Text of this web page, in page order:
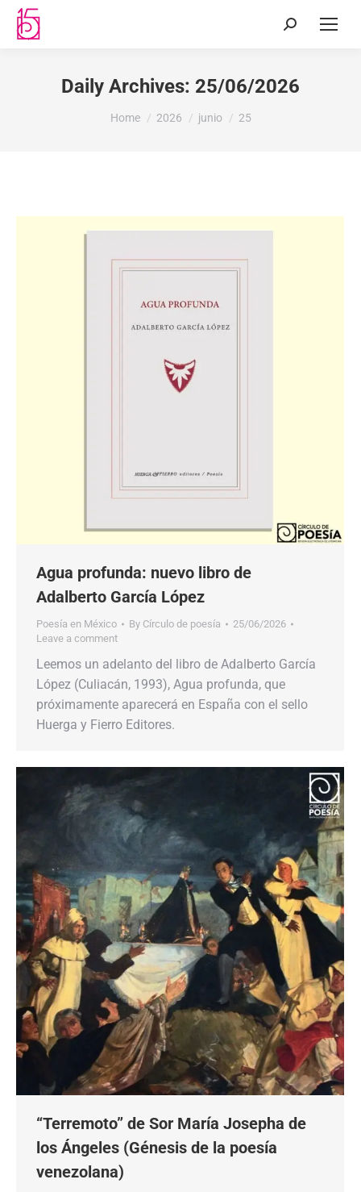
Daily Archives: 25/06/2026
You are here:
Home 2026 junio 25
Agua profunda: nuevo libro de
Adalberto García López
Poesía en México By Círculo de poesía
25/06/2026
Leave a comment
Leemos un adelanto del libro de Adalberto García
López (Culiacán, 1993), Agua profunda, que
próximamente aparecerá en España con el sello
Huerga y Fierro Editores.
“Terremoto” de Sor María Josepha de
los Ángeles (Génesis de la poesía
venezolana)